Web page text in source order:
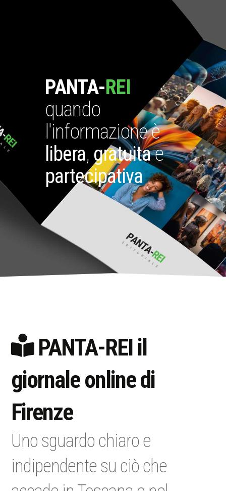
PANTA-REI
quando
l'informazione è
libera, gratuitae
partecipativa
PANTA-REI il
giornale online di
Firenze
Uno sguardo chiaro e
indipendente su ciò che